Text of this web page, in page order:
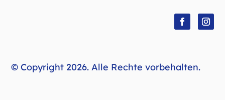
© Copyright 2026. Alle Rechte vorbehalten.